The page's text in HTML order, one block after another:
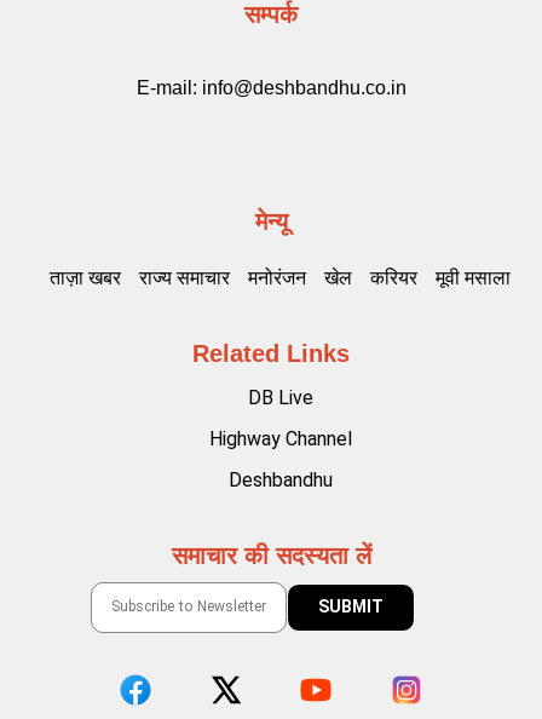
सम्पर्क
E-mail: info@deshbandhu.co.in
मेन्यू
ताज़ा खबर राज्य समाचार मनोरंजन खेल करियर मूवी मसाला
Related Links
DB Live
Highway Channel
Deshbandhu
समाचार की सदस्यता लें